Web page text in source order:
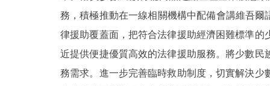
務，積極推動在一線相關機構中配備會講維吾
律援助覆蓋面，把符合法律援助經濟困難標準
近提供便捷優質高效的法律援助服務。將少數
務需求。進一步完善臨時救助制度，切實解決